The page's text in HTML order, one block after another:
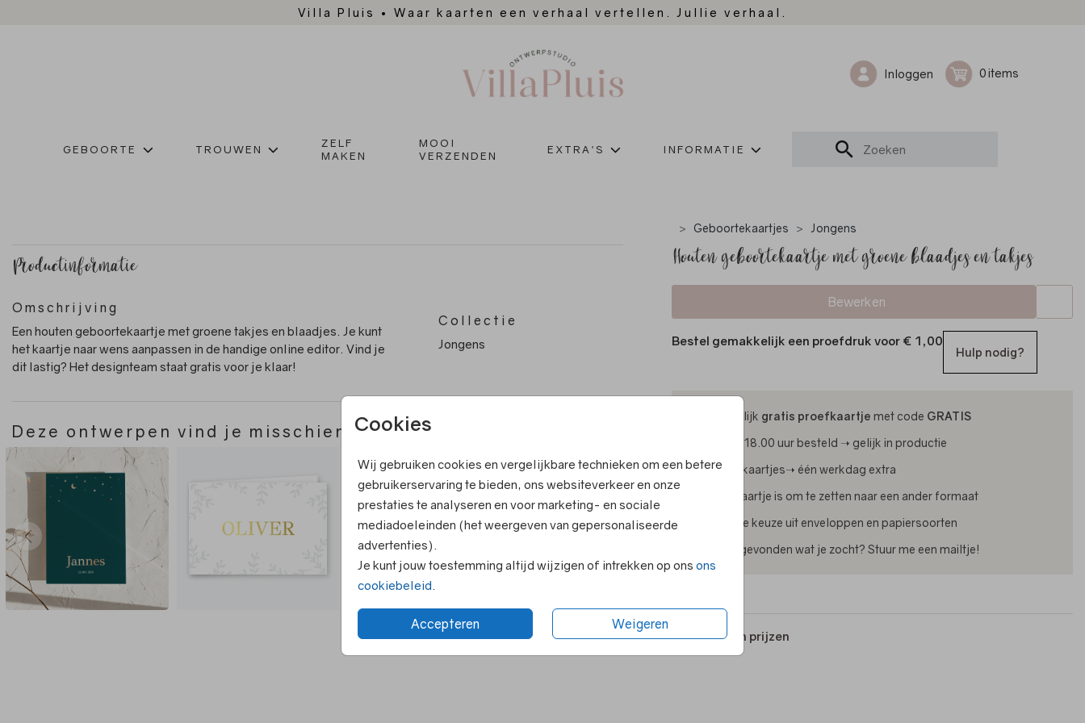
Villa Pluis • Waar kaarten een verhaal vertellen. Jullie verhaal.
Inloggen 0
GEBOORTE TROUWEN
ZELF
MAKEN
MOOI
VERZENDEN
EXTRA'S INFORMATIE
Cookies
Wij gebruiken cookies en vergelijkbare technieken om een betere
gebruikerservaring te bieden, ons websiteverkeer en onze
prestaties te analyseren en voor marketing- en sociale
mediadoeleinden (het weergeven van gepersonaliseerde
advertenties).
Je kunt jouw toestemming altijd wijzigen of intrekken op ons ons
cookiebeleid
Accepteren Weigeren
Productinformatie
Omschrijving
Een houten geboortekaartje met groene takjes en blaadjes. Je kunt
het kaartje naar wens aanpassen in de handige online editor. Vind je
dit lastig? Het designteam staat gratis voor je klaar!
Collectie
Jongens
Deze ontwerpen vind je misschien ook leuk
Geboortekaartjes Jongens
Houten geboortekaartje met groene blaadjes en takjes
Bewerken
Bestel gemakkelijk een proefdruk voor € 1,00
Hulp nodig?
Tijdelijk gratis proefkaartje met code GRATIS
Voor 18.00 uur besteld ➝ gelijk in productie
Foliekaartjes➝ één werkdag extra
Elk kaartje is om te zetten naar een ander formaat
Ruime keuze uit enveloppen en papiersoorten
Niet gevonden wat je zocht? Stuur me een mailtje!
Formaten en prijzen